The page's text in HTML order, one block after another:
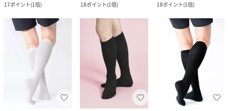
17ポイント(1倍)
18ポイント(1倍)
18ポイント(1倍)